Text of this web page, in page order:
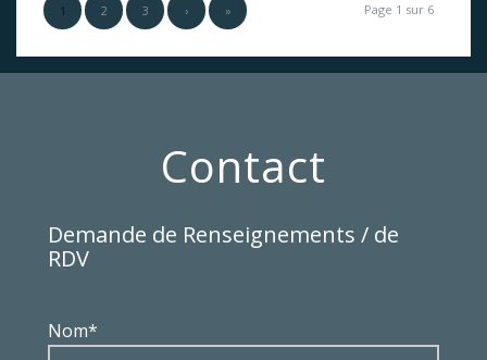
Page 1 sur 6
1 2 3 › »
Contact
Demande de Renseignements / de
RDV
Nom*